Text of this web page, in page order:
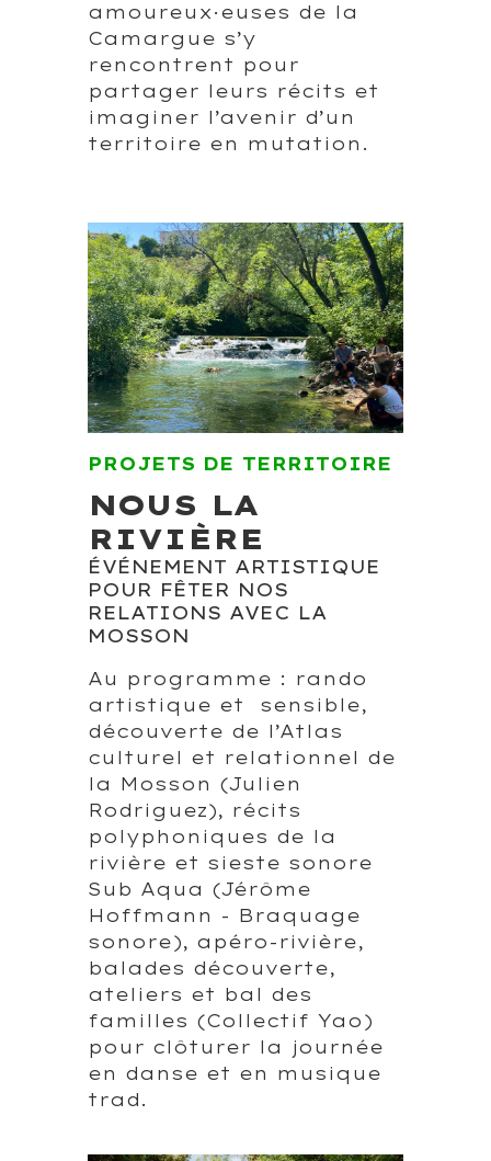
amoureux·euses de la
Camargue s’y
rencontrent pour
partager leurs récits et
imaginer l’avenir d’un
territoire en mutation.
PROJETS DE TERRITOIRE
NOUS LA
RIVIÈRE
ÉVÉNEMENT ARTISTIQUE
POUR FÊTER NOS
RELATIONS AVEC LA
MOSSON
Au programme : rando
artistique et sensible,
découverte de l’Atlas
culturel et relationnel de
la Mosson (Julien
Rodriguez), récits
polyphoniques de la
rivière et sieste sonore
Sub Aqua (Jérôme
Hoffmann - Braquage
sonore), apéro-rivière,
balades découverte,
ateliers et bal des
familles (Collectif Yao)
pour clôturer la journée
en danse et en musique
trad.